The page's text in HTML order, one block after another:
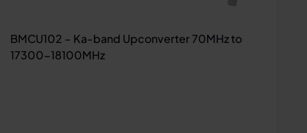
BMCU102 – Ka-band Upconverter 70MHz to
17300-18100MHz